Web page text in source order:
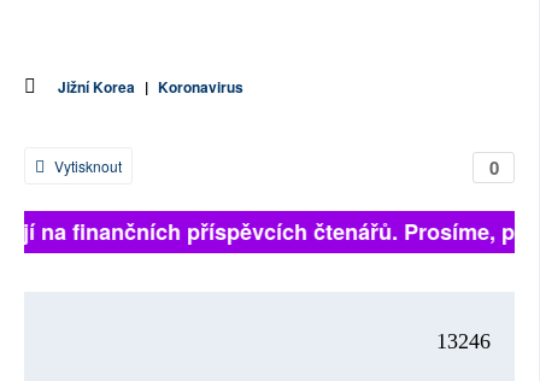
Jižní Korea | Koronavirus
0
Vytisknout
na finančních příspěvcích čtenářů. Prosíme,
13246